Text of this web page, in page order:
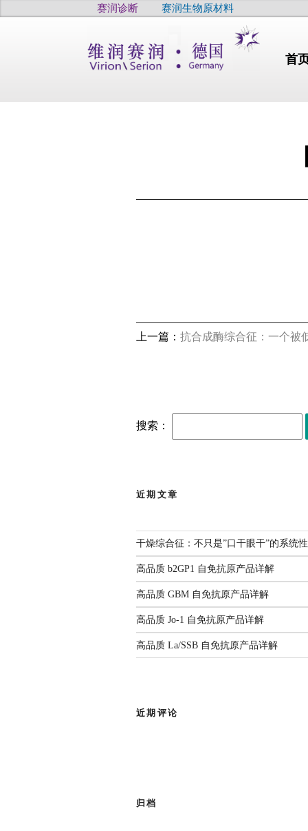
赛润诊断 赛润生物原材料
首
上一篇： 抗合成酶综合征：一个被
搜索：
近期文章
干燥综合征：不只是”口干眼干”的系统
高品质 b2GP1 自免抗原产品详解
高品质 GBM 自免抗原产品详解
高品质 Jo-1 自免抗原产品详解
高品质 La/SSB 自免抗原产品详解
近期评论
归档